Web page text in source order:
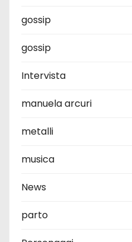
gossip
gossip
Intervista
manuela arcuri
metalli
musica
News
parto